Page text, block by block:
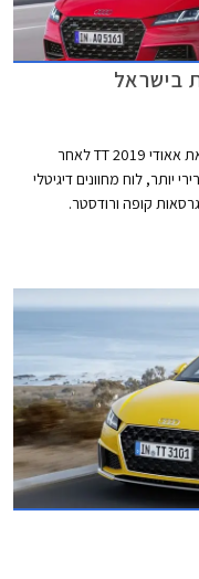
צ'מפיון מוטורס, יבואנית אאודי לישראל, משיקה את אאודי TT 2019 לאחר
יותר, לוח מחוונים דיגיטלי
קופה ורודסטר.